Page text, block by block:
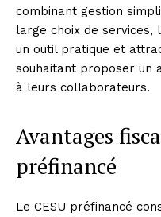
combinant gestion
large choix de services,
un outil pratique et
souhaitant proposer un
à leurs collaborateurs.
Avantages
préfinancé
Le CESU préfinancé